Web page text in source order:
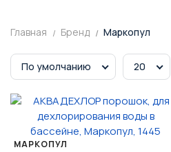
Главная Бренд Маркопул
По умолчанию 20
МАРКОПУЛ